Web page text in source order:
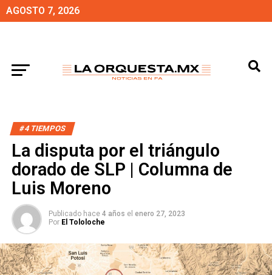
AGOSTO 7, 2026
#4 TIEMPOS
La disputa por el triángulo
dorado de SLP | Columna de
Luis Moreno
Publicado hace 4 años el enero 27, 2023
Por El Tololoche